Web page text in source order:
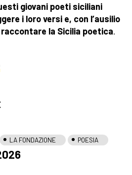
giovani poeti siciliani
i loro versi e, con l’ausilio
la Sicilia poetica.
LA FONDAZIONE POESIA